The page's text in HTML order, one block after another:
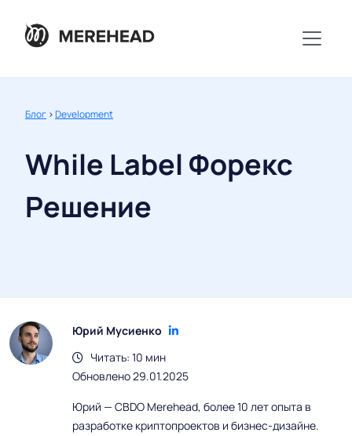
Блог >Development
While Label Форекс
Решение
Юрий Мусиенко
Читать: 10 мин
Обновлено 29.01.2025
Юрий — CBDO Merehead, более 10 лет опыта в
разработке криптопроектов и бизнес-дизайне.